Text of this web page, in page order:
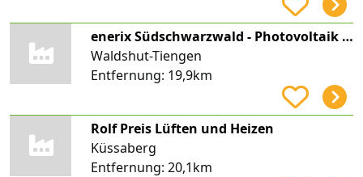
enerix Südschwarzwald - Photovoltaik & Stromspeicher
Waldshut-Tiengen
Entfernung: 19,9km
Rolf Preis Lüften und Heizen
Küssaberg
Entfernung: 20,1km